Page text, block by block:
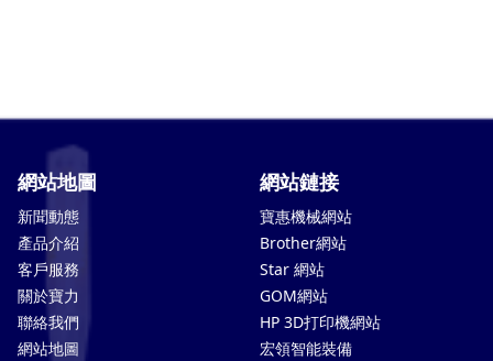
網站地圖
新聞動態
產品介紹
客戶服務
關於寶力
聯絡我們
網站地圖
網站鏈接
寶惠機械網站
Brother網站
Star 網站
GOM網站
HP 3D打印機網站
宏領智能裝備